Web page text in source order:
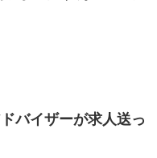
バイザーが求人送っ